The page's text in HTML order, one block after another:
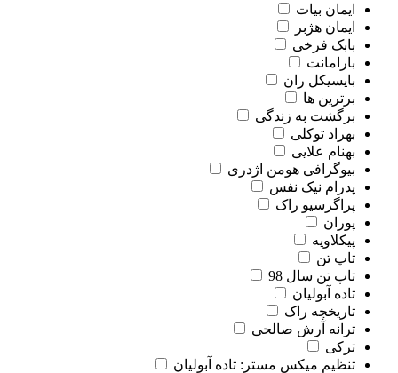
ایمان بیات
ایمان هژبر
بابک فرخی
بارامانت
بایسیکل ران
برترین ها
برگشت به زندگی
بهراد توکلی
بهنام علایی
بیوگرافی هومن اژدری
پدرام نیک نفس
پراگرسیو راک
پوران
پیکلاویه
تاپ تن
تاپ تن سال 98
تاده آبولیان
تاریخچه راک
ترانه آرش صالحی
ترکی
تنظیم میکس مستر: تاده آبولیان